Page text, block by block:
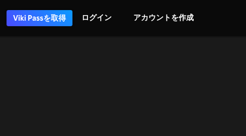
Viki Passを取得 ログイン アカウントを作成